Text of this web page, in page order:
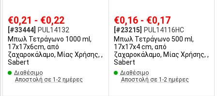
€0,21 - €0,22
[#33444]
PUL14132
Μπωλ Τετράγωνο 1000 ml,
17x17x6cm, από
ζαχαροκάλαμο, Μίας Χρήσης, ,
Sabert
Διαθέσιμο
Αποστολή σε 1-2 ημέρες
€0,16 - €0,17
[#23215]
PUL14116HC
Μπωλ Τετράγωνο 500 ml,
17x17x4 cm, από
ζαχαροκάλαμο, Μίας Χρήσης, ,
Sabert
Διαθέσιμο
Αποστολή σε 1-2 ημέρες